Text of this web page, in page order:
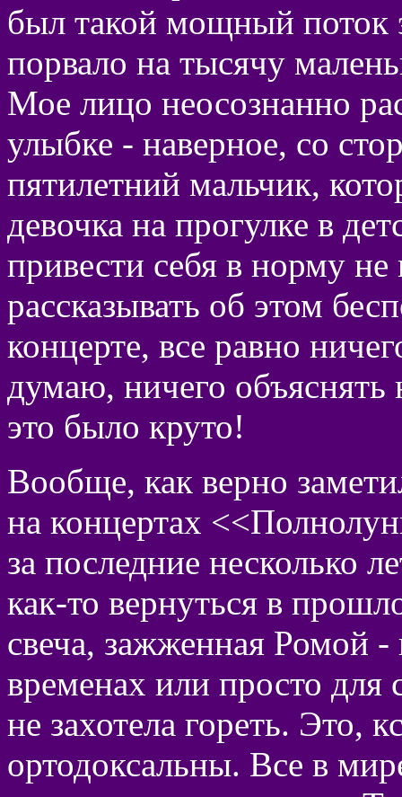
был такой мощный поток
порвало на тысячу
Мое лицо неосознанно
улыбке - наверное, со
пятилетний мальчик,
девочка на прогулке в
привести себя в норму
рассказывать об этом
концерте, все равно
думаю, ничего
это было круто!
Вообще, как верно
на концертах
за последние несколько
как-то вернуться в
свеча, зажженная Ромой
временах или просто для
не захотела гореть. Это,
ортодоксальны. Все в